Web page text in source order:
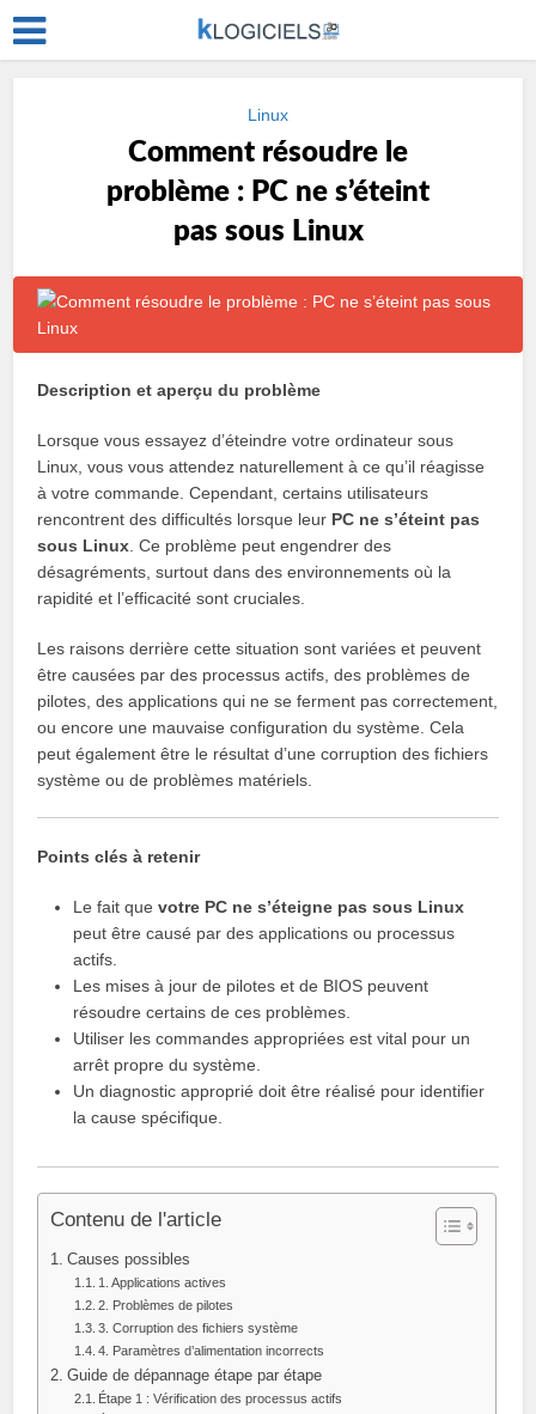
Linux
Comment résoudre le
problème : PC ne s’éteint
pas sous Linux
Description et aperçu du problème
Lorsque vous essayez d’éteindre votre ordinateur sous
Linux, vous vous attendez naturellement à ce qu’il réagisse
à votre commande. Cependant, certains utilisateurs
rencontrent des difficultés lorsque leur PC ne s’éteint pas
sous Linux . Ce problème peut engendrer des
désagréments, surtout dans des environnements où la
rapidité et l’efficacité sont cruciales.
Les raisons derrière cette situation sont variées et peuvent
être causées par des processus actifs, des problèmes de
pilotes, des applications qui ne se ferment pas correctement,
ou encore une mauvaise configuration du système. Cela
peut également être le résultat d’une corruption des fichiers
système ou de problèmes matériels.
Points clés à retenir
Le fait quevotre PC ne s’éteigne pas sous Linux
peut être causé par des applications ou processus
actifs.
Les mises à jour de pilotes et de BIOS peuvent
résoudre certains de ces problèmes.
Utiliser les commandes appropriées est vital pour un
arrêt propre du système.
Un diagnostic approprié doit être réalisé pour identifier
la cause spécifique.
Contenu de l'article
Causes possibles
1. Applications actives
2. Problèmes de pilotes
3. Corruption des fichiers système
4. Paramètres d’alimentation incorrects
Guide de dépannage étape par étape
Étape 1 : Vérification des processus actifs